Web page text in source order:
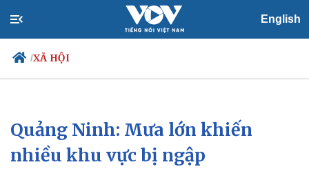
English
/XÃ HỘI
Chính trị
Đảng
Tổ chức nhân sự
Xã hội
Tin 24h
Dự báo thời tiết
Quảng Ninh: Mưa lớn khiến
nhiều khu vực bị ngập